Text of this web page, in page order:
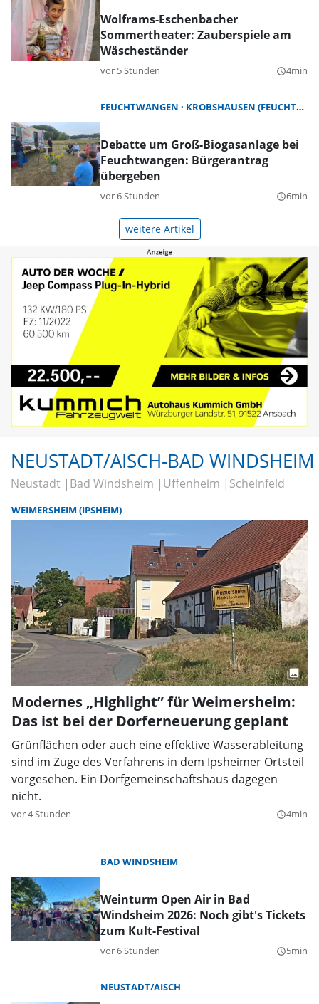
Wolframs-Eschenbacher
Sommertheater: Zauberspiele am
Wäscheständer
vor 5 Stunden query_builder4min
FEUCHTWANGEN KROBSHAUSEN (FEUCHTWANGEN)
Debatte um Groß-Biogasanlage bei
Feuchtwangen: Bürgerantrag
übergeben
vor 6 Stunden query_builder6min
weitere Artikel
NEUSTADT/AISCH-BAD WINDSHEIM
Neustadt Bad Windsheim Uffenheim Scheinfeld
WEIMERSHEIM (IPSHEIM)
Modernes „Highlight” für Weimersheim:
Das ist bei der Dorferneuerung geplant
Grünflächen oder auch eine effektive Wasserableitung
sind im Zuge des Verfahrens in dem Ipsheimer Ortsteil
vorgesehen. Ein Dorfgemeinschaftshaus dagegen
nicht.
vor 4 Stunden query_builder4min
BAD WINDSHEIM
Weinturm Open Air in Bad
Windsheim 2026: Noch gibt's Tickets
zum Kult-Festival
vor 6 Stunden query_builder5min
NEUSTADT/AISCH